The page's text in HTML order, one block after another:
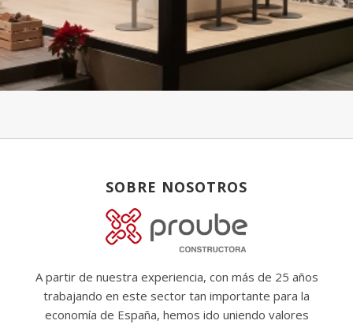
SOBRE NOSOTROS
A partir de nuestra experiencia, con más de 25 años
trabajando en este sector tan importante para la
economía de España, hemos ido uniendo valores